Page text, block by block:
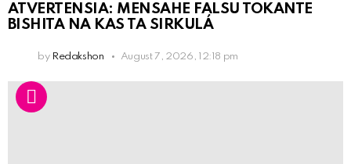
ATVERTENSIA: MENSAHE FALSU TOKANTE
BISHITA NA KAS TA SIRKULÁ
by Redakshon August 7, 2026, 12:18 pm